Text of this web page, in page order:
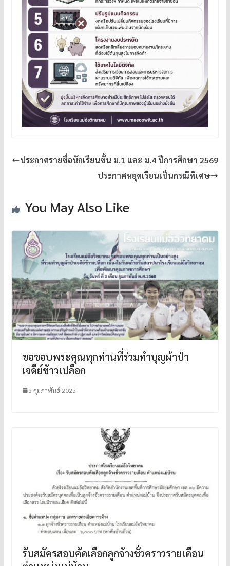
ประกาศรายชื่อนักเรียนชั้น ม.1 และ ม.4 ปีการศึกษา 2569
ประกาศหยุดเรียนเป็นกรณีพิเศษ
You May Also Like
ขอขอบพระคุณทุกท่านที่ร่วมทำบุญผ้าป่า
เจดีย์ข้าวเปลือก
5 กุมภาพันธ์ 2025
รับสมัครสอบคัดเลือกลูกจ้างชั่วคราวรายเดือน